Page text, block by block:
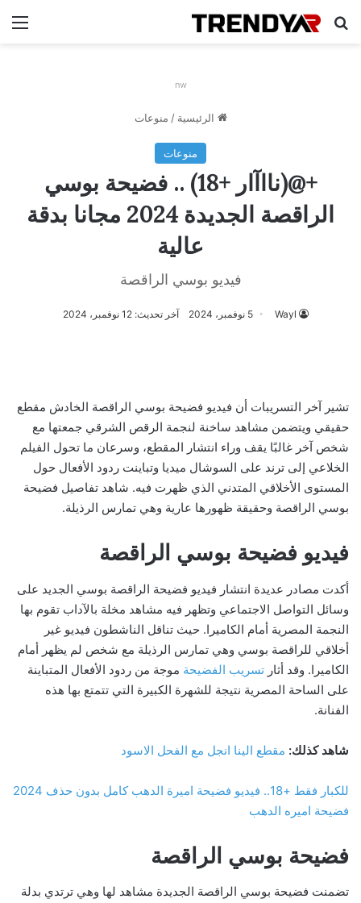
بحث عن
nw
الرئيسية / منوعات
منوعات
+@(نااآار +18) .. فضيحة بوسي
الراقصة الجديدة 2024 مجانا بدقة
عالية
فيديو بوسي الراقصة
Wayl 5 نوفمبر، 2024 آخر تحديث: 12 نوفمبر، 2024
تشير آخر التسريبات أن فيديو فضيحة بوسي الراقصة الخادش مقطع
حقيقي ويتضمن مشاهد ساخنة لنجمة الرقص الشرقي جمعتها مع
شخص آخر غالبًا يقف وراء انتشار المقطع، وسرعان ما تحول الفيلم
الخلاعي إلى ترند على السوشال ميديا وتباينت ردود الأفعال حول
المستوى الأخلاقي المتدني الذي ظهرت فيه. شاهد تفاصيل فضيحة
بوسي الراقصة وحقيقة ظهورها عارية وهي تمارس الرذيلة.
فيديو فضيحة بوسي الراقصة
أكدت مصادر عديدة انتشار فيديو فضيحة الراقصة بوسي الجديد على
وسائل التواصل الاجتماعي وتظهر فيه مشاهد مخلة بالآداب تقوم بها
النجمة المصرية أمام الكاميرا. حيث تناقل الناشطون فيديو غير
أخلاقي للراقصة بوسي وهي تمارس الرذيلة مع شخص لم يظهر أمام
الكاميرا. وقد أثار تسريب الفضيحة موجة من ردود الأفعال المتباينة
على الساحة المصرية نتيجة للشهرة الكبيرة التي تتمتع بها هذه
الفنانة.
شاهد كذلك: مقطع الينا انجل مع الفحل الاسود
للكبار فقط +18.. فيديو فضيحة اميرة الدهب كامل بدون حذف 2024
فضيحة اميره الدهب
فضيحة بوسي الراقصة
تضمنت فضيحة بوسي الراقصة الجديدة مشاهد لها وهي ترتدي بدلة